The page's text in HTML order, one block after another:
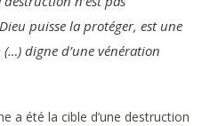
puisse la protéger, est une
digne d’une vénération
a été la cible d’une destruction